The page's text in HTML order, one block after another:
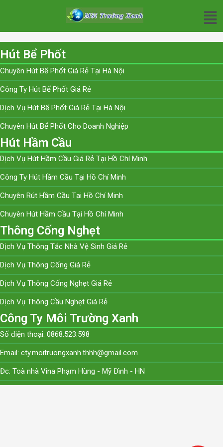
Hút Bể Phốt
Chuyên Hút Bể Phốt Giá Rẻ Tại Hà Nội
Công Ty Hút Bể Phốt Giá Rẻ
Dịch Vụ Hút Bể Phốt Giá Rẻ Tại Hà Nội
Chuyên Hút Bể Phốt Cho Doanh Nghiệp
Hút Hầm Cầu
Dịch Vụ Hút Hầm Cầu Giá Rẻ Tại Hồ Chí Minh
Công Ty Hút Hầm Cầu Tại Hồ Chí Minh
Chuyên Rút Hầm Cầu Tại Hồ Chí Minh
Chuyên Hút Hầm Cầu Tại Hồ Chí Minh
Thông Cống Nghẹt
Dịch Vụ Thông Tắc Nhà Vệ Sinh Giá Rẻ
Dịch Vụ Thông Cống Giá Rẻ
Dịch Vụ Thông Cống Nghẹt Giá Rẻ
Dịch Vụ Thông Cầu Nghẹt Giá Rẻ
Công Ty Môi Trường Xanh
Số điện thoại: 0868.523.598
Email: cty.moitruongxanh.thhh@gmail.com
Đc: Toà nhà Vina Phạm Hùng - Mỹ Đình - HN